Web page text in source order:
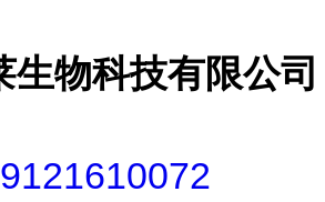
生物科技有限公司